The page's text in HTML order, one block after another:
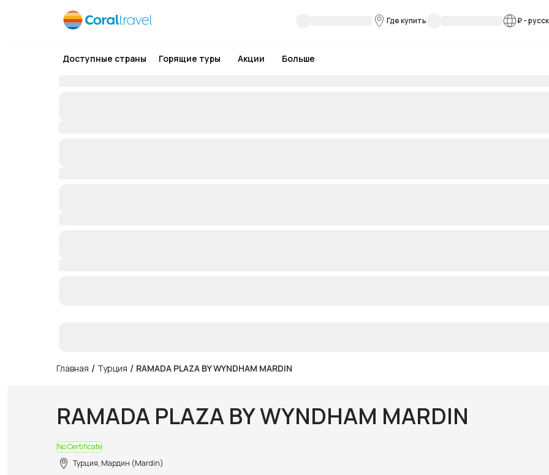
Где купить ₽-
Доступные страны Горящие туры Акции Больше
Главная / Турция / RAMADA PLAZA BY WYNDHAM MARDIN
RAMADA PLAZA BY WYNDHAM MARDIN
No Certificate
Турция, Мардин (Mardin)